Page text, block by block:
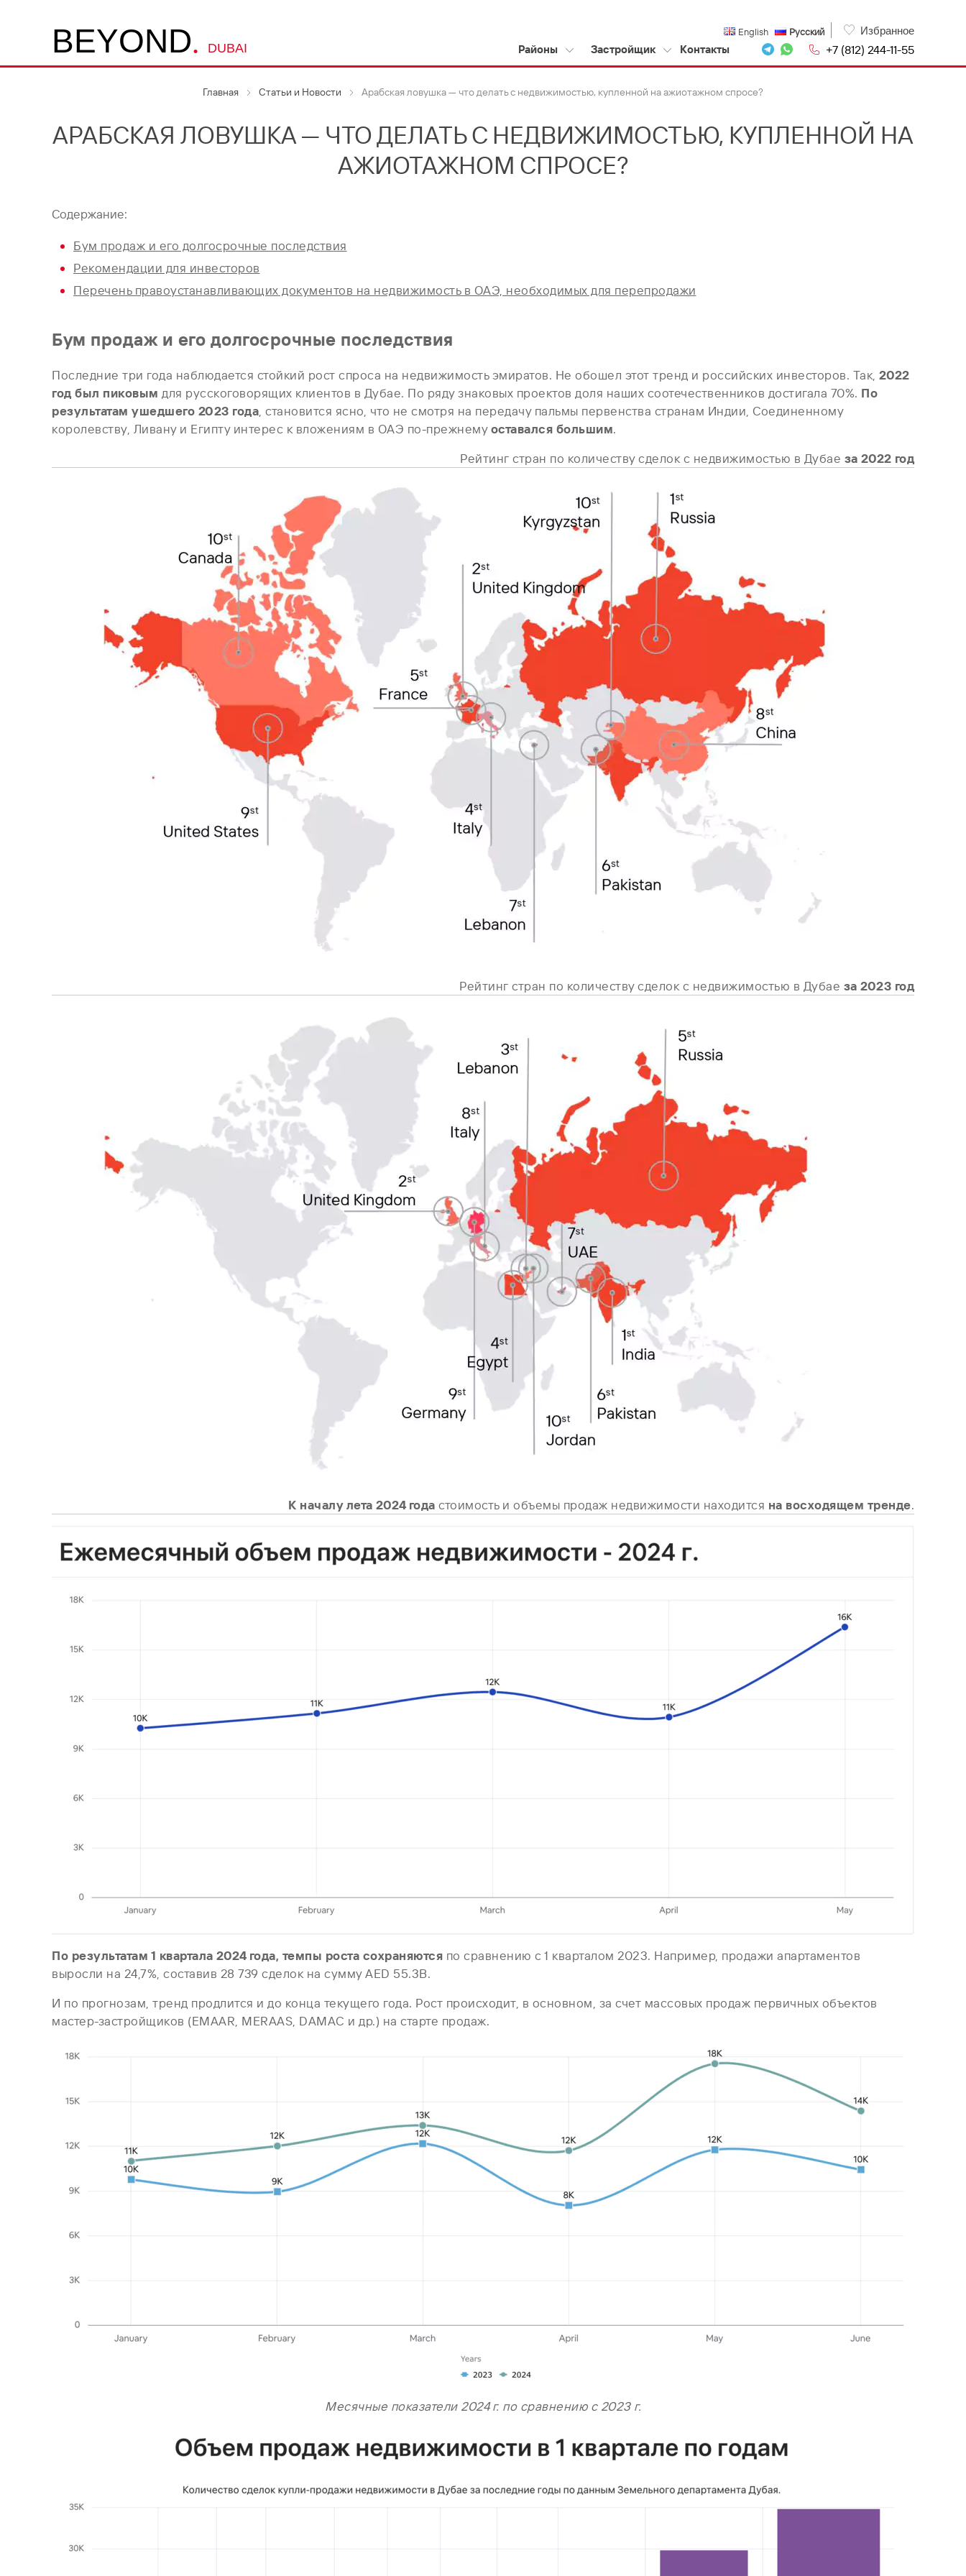
BEYOND. DUBAI
English Русский Избранное
Районы Застройщик Контакты +7 (812) 244-11-55
Главная Статьи и Новости Арабская ловушка — что делать с недвижимостью, купленной на ажиотажном спросе?
АРАБСКАЯ ЛОВУШКА — ЧТО ДЕЛАТЬ С НЕДВИЖИМОСТЬЮ, КУПЛЕННОЙ НА
АЖИОТАЖНОМ СПРОСЕ?
Содержание:
Бум продаж и его долгосрочные последствия
Рекомендации для инвесторов
Перечень правоустанавливающих документов на недвижимость в ОАЭ, необходимых для перепродажи
Бум продаж и его долгосрочные последствия
Последние три года наблюдается стойкий рост спроса на недвижимость эмиратов. Не обошел этот тренд и российских инвесторов. Так, 2022
год был пиковым для русскоговорящих клиентов в Дубае. По ряду знаковых проектов доля наших соотечественников достигала 70%. По
результатам ушедшего 2023 года , становится ясно, что не смотря на передачу пальмы первенства странам Индии, Соединенному
королевству, Ливану и Египту интерес к вложениям в ОАЭ по-прежнемуоставался большим.
Рейтинг стран по количеству сделок с недвижимостью в Дубае за 2022 год
Рейтинг стран по количеству сделок с недвижимостью в Дубае за 2023 год
К началу лета 2024 года стоимость и объемы продаж недвижимости находится на восходящем тренде.
По результатам 1 квартала 2024 года, темпы роста сохраняются по сравнению с 1 кварталом 2023. Например, продажи апартаментов
выросли на 24,7%, составив 28 739 сделок на сумму AED 55.3B.
И по прогнозам, тренд продлится и до конца текущего года. Рост происходит, в основном, за счет массовых продаж первичных объектов
мастер-застройщиков (EMAAR, MERAAS, DAMAC и др.) на старте продаж.
Месячные показатели 2024 г. по сравнению с 2023 г.